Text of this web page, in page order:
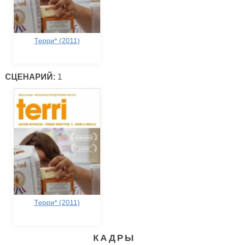
Терри* (2011)
СЦЕНАРИЙ: 1
Терри* (2011)
КАДРЫ